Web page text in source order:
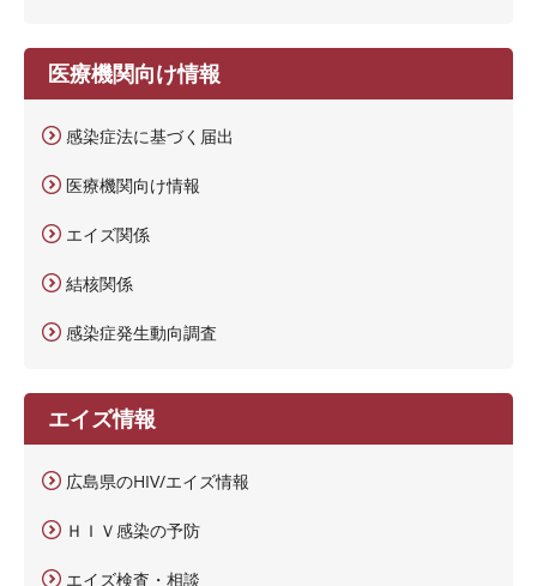
医療機関向け情報
感染症法に基づく届出
医療機関向け情報
エイズ関係
結核関係
感染症発生動向調査
エイズ情報
広島県のHIV/エイズ情報
ＨＩＶ感染の予防
エイズ検査・相談